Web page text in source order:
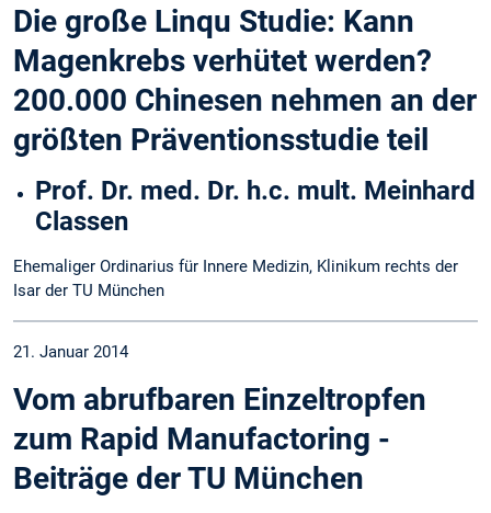
Die große Linqu Studie: Kann
Magenkrebs verhütet werden?
200.000 Chinesen nehmen an der
größten Präventionsstudie teil
Prof. Dr. med. Dr. h.c. mult. Meinhard
Classen
Ehemaliger Ordinarius für Innere Medizin, Klinikum rechts der
Isar der TU München
21. Januar 2014
Vom abrufbaren Einzeltropfen
zum Rapid Manufactoring -
Beiträge der TU München